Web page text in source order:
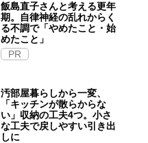
飯島直子さんと考える更年
期。自律神経の乱れからく
る不調で「やめたこと・始
めたこと」
PR
汚部屋暮らしから一変、
「キッチンが散らからな
い」収納の工夫4つ。小さ
な工夫で戻しやすい引き出
しに